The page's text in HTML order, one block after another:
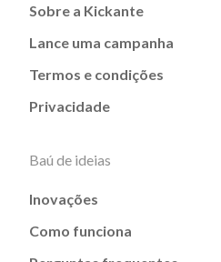
Sobre a Kickante
Lance uma campanha
Termos e condições
Privacidade
Baú de ideias
Inovações
Como funciona